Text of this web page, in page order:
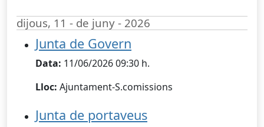
dijous, 11 - de juny - 2026
Junta de Govern
Data: 11/06/2026 09:30 h.
Lloc: Ajuntament-S.comissions
Junta de portaveus